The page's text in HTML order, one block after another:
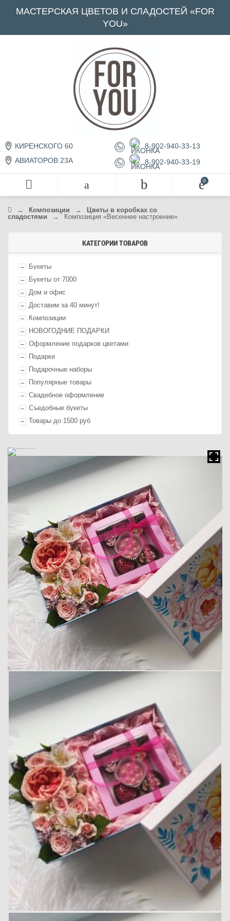
МАСТЕРСКАЯ ЦВЕТОВ И СЛАДОСТЕЙ «FOR
YOU»
КИРЕНСКОГО 60
АВИАТОРОВ 23А
8-902-940-33-13
8-902-940-33-19
→ Композиции →
Цветы в коробках со
сладостями
→ Композиция «Весеннее настроение»
КАТЕГОРИИ ТОВАРОВ
Букеты
Букеты от 7000
Дом и офис
Доставим за 40 минут!
Композиции
НОВОГОДНИЕ ПОДАРКИ
Оформление подарков цветами
Подарки
Подарочные наборы
Популярные товары
Свадебное оформление
Съедобные букеты
Товары до 1500 руб